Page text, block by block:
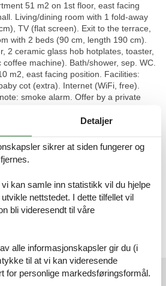
51 m2 on 1st floor, east facing
Living/dining room with 1 fold-away
TV (flat screen). Exit to the terrace,
with 2 beds (90 cm, length 190 cm).
2 ceramic glass hob hotplates, toaster,
machine). Bath/shower, sep. WC.
m2, east facing position. Facilities:
cot (extra). Internet (WiFi, free).
smoke alarm. Offer by a private
155, IV of CGI.
500 m from the sea, 500 m from the
Shop 1.5 km, supermarket 550 m,
m, bus stop "Benerville Garenne"
baths "Deauville" 1.7 km. Golf
2.1 km, riding stable 2.1 km.
de Clairfontaine 1.3 km, Mémorial
d'Arromanches 88 km.
anmeldelser
Detaljer
sikrer at siden fungerer og
kan samle inn statistikk vil du hjelpe
nettstedet. I dette tilfellet vil
bli videresendt til våre
alle informasjonskapsler gir du (i
til at vi kan videresende
for personlige markedsføringsformål.